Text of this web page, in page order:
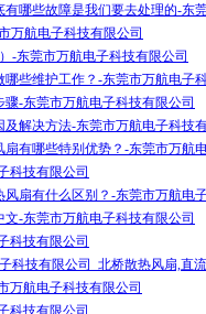
哪些故障是我们要去处理的-东
万航电子科技有限公司
-东莞市万航电子科技有限公司
些维护工作？-东莞市万航电子
-东莞市万航电子科技有限公司
解决方法-东莞市万航电子科技
有哪些特别优势？-东莞市万航
科技有限公司
风扇有什么区别？-东莞市万航电
-东莞市万航电子科技有限公司
科技有限公司
科技有限公司_北桥散热风扇,直
万航电子科技有限公司
科技有限公司